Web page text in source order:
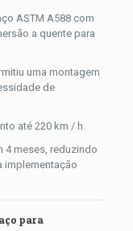
ASTM A588 com
a quente para
uma montagem
de
até 220 km / h.
4 meses, reduzindo
implementação
para